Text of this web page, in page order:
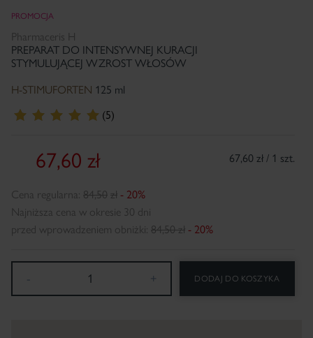
PROMOCJA
Pharmaceris H
PREPARAT DO INTENSYWNEJ KURACJI
STYMULUJĄCEJ WZROST WŁOSÓW
H-STIMUFORTEN 125 ml
(5)
67,60 zł 67,60 zł / 1 szt.
Cena regularna: 84,50 zł - 20%
Najniższa cena w okresie 30 dni
przed wprowadzeniem obniżki: 84,50 zł - 20%
1 + DODAJ DO KOSZYKA